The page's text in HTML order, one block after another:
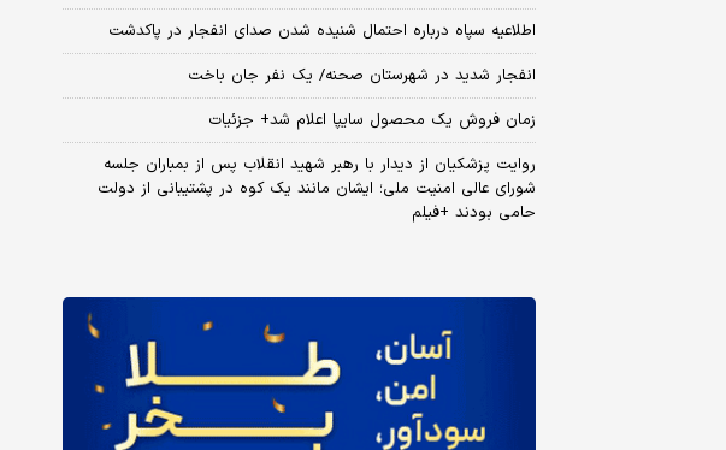
اطلاعیه سپاه درباره احتمال شنیده شدن صدای انفجار در پاکدشت
انفجار شدید در شهرستان صحنه/ یک نفر جان باخت
زمان فروش یک محصول سایپا اعلام شد+ جزئیات
روایت پزشکیان از دیدار با رهبر شهید انقلاب پس از بمباران جلسه
شورای عالی امنیت ملی؛ ایشان مانند یک کوه در پشتیبانی از دولت
حامی بودند +فیلم